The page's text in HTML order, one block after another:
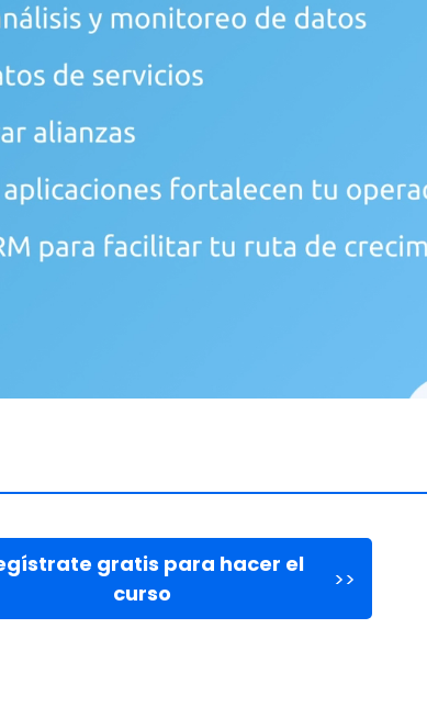
gratis para hacer el
curso
>>